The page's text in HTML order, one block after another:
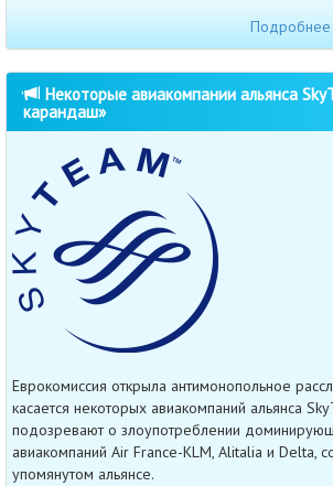
Подробнее
Некоторые авиакомпании альянса
карандаш»
Еврокомиссия открыла антимонопольное
касается некоторых авиакомпаний альянса
подозревают о злоупотреблении
авиакомпаний Air France-KLM, Alitalia и Delta,
упомянутом альянсе.